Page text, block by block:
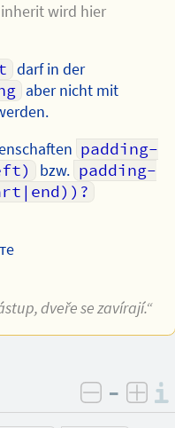
wird hier
darf in der
aber nicht mit
padding-
bzw. padding-
dveře se zavírají.“
negativ
–